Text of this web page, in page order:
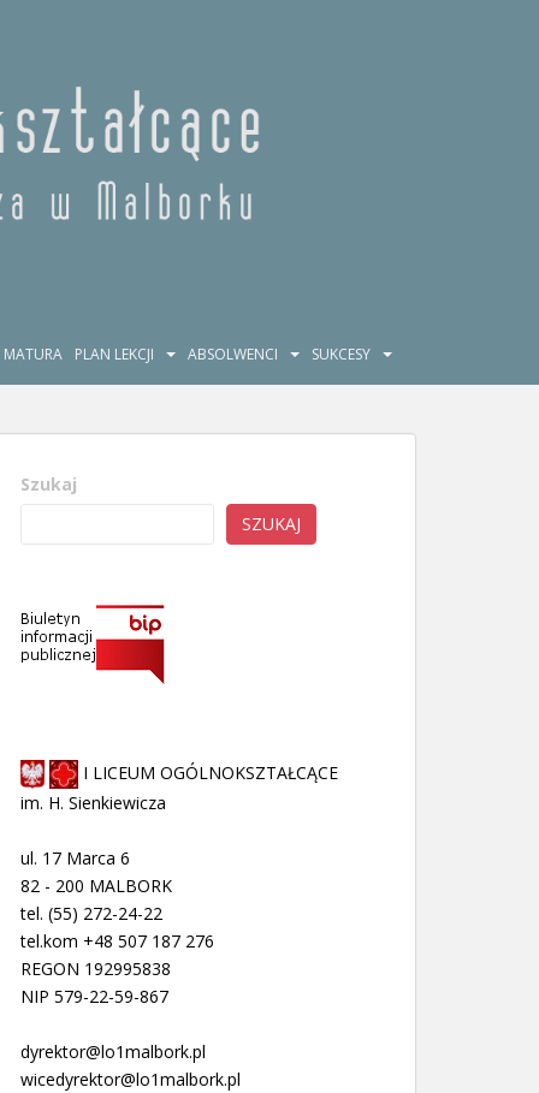
MATURA PLAN LEKCJI ABSOLWENCI SUKCESY
Szukaj
SZUKAJ
I LICEUM OGÓLNOKSZTAŁCĄCE
im. H. Sienkiewicza
ul. 17 Marca 6
82 - 200 MALBORK
tel. (55) 272-24-22
tel.kom +48 507 187 276
REGON 192995838
NIP 579-22-59-867
dyrektor@lo1malbork.pl
wicedyrektor@lo1malbork.pl